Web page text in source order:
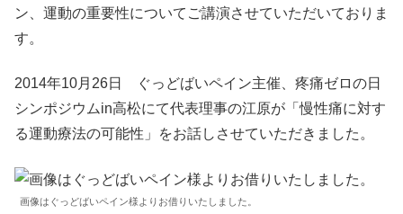
ン、運動の重要性についてご講演させていただいておりま
す。
2014年10月26日 ぐっどばいペイン主催、疼痛ゼロの日
シンポジウムin高松にて代表理事の江原が「慢性痛に対す
る運動療法の可能性」をお話しさせていただきました。
画像はぐっどばいペイン様よりお借りいたしました。